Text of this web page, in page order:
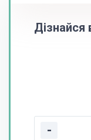
Дізнайся
-